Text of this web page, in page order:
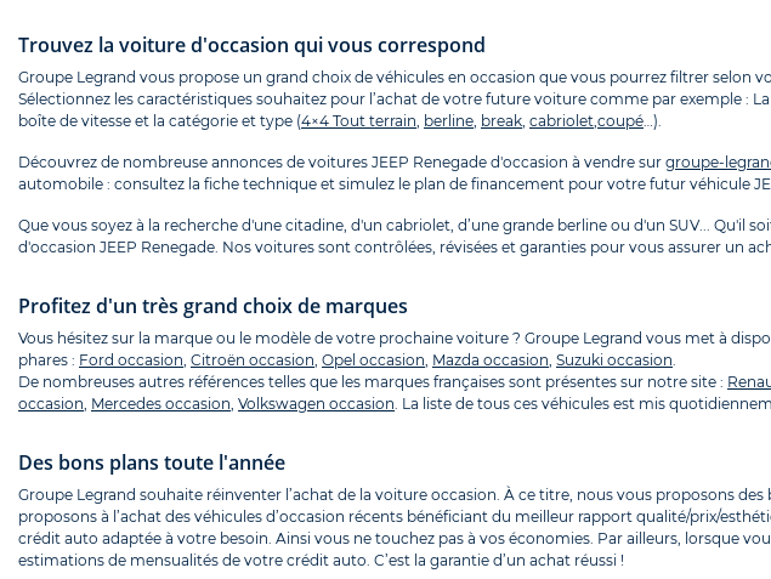
Trouvez la voiture d'occasion qui vous correspond
Groupe Legrand vous propose un grand choix de véhicules en occasion que vous pourrez filtrer
Sélectionnez les caractéristiques souhaitez pour l’achat de votre future voiture comme par exemple :
boîte de vitesse et la catégorie et type (4×4 Tout terrain, berline, break, cabriolet,coupé…).
Découvrez de nombreuse annonces de voitures JEEP Renegade d'occasion à vendre sur groupe-
automobile : consultez la fiche technique et simulez le plan de financement pour votre futur véhicule
Que vous soyez à la recherche d'une citadine, d'un cabriolet, d’une grande berline ou d'un SUV... Qu'il
d'occasion JEEP Renegade. Nos voitures sont contrôlées, révisées et garanties pour vous assurer un
Profitez d'un très grand choix de marques
Vous hésitez sur la marque ou le modèle de votre prochaine voiture ? Groupe Legrand vous met à
phares : Ford occasion, Citroën occasion, Opel occasion, Mazda occasion, Suzuki occasion.
De nombreuses autres références telles que les marques françaises sont présentes sur notre site :
occasion, Mercedes occasion, Volkswagen occasion. La liste de tous ces véhicules est mis
Des bons plans toute l'année
Groupe Legrand souhaite réinventer l’achat de la voiture occasion. À ce titre, nous vous proposons
proposons à l’achat des véhicules d’occasion récents bénéficiant du meilleur rapport qualité/prix/
crédit auto adaptée à votre besoin. Ainsi vous ne touchez pas à vos économies. Par ailleurs, lorsque
estimations de mensualités de votre crédit auto. C’est la garantie d’un achat réussi !